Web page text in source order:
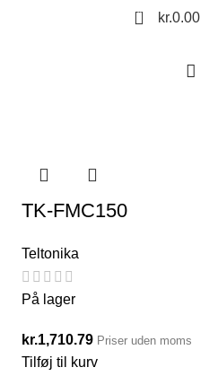
0 kr.0.00
TK-FMC150
Teltonika
På lager
kr.1,710.79 Priser uden moms
Tilføj til kurv